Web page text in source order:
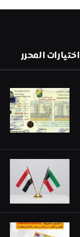
اختيارات المحرر